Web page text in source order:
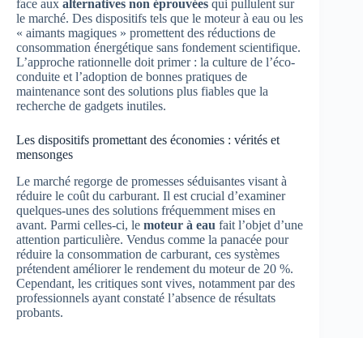
face aux alternatives non éprouvées qui pullulent sur
le marché. Des dispositifs tels que le moteur à eau ou les
« aimants magiques » promettent des réductions de
consommation énergétique sans fondement scientifique.
L’approche rationnelle doit primer : la culture de l’éco-
conduite et l’adoption de bonnes pratiques de
maintenance sont des solutions plus fiables que la
recherche de gadgets inutiles.
Les dispositifs promettant des économies : vérités et
mensonges
Le marché regorge de promesses séduisantes visant à
réduire le coût du carburant. Il est crucial d’examiner
quelques-unes des solutions fréquemment mises en
avant. Parmi celles-ci, le moteur à eau fait l’objet d’une
attention particulière. Vendus comme la panacée pour
réduire la consommation de carburant, ces systèmes
prétendent améliorer le rendement du moteur de 20 %.
Cependant, les critiques sont vives, notamment par des
professionnels ayant constaté l’absence de résultats
probants.